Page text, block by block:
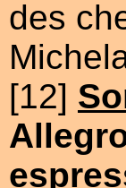
des
[12]